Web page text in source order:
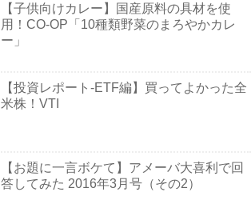
【子供向けカレー】国産原料の具材を使
用！CO-OP「10種類野菜のまろやかカレ
ー」
【投資レポート-ETF編】買ってよかった全
米株！VTI
【お題に一言ボケて】アメーバ大喜利で回
答してみた 2016年3月号（その2）